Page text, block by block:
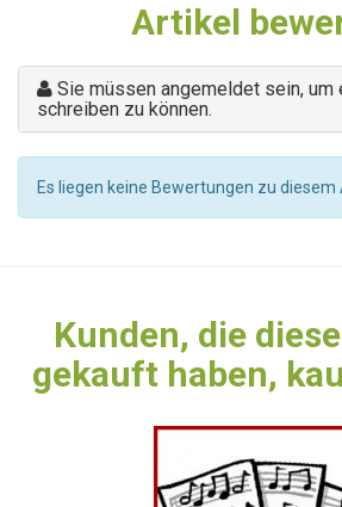
Artikel
Sie müssen angemeldet sein, um
schreiben zu können.
Es liegen keine Bewertungen zu diesem
Kunden, die
gekauft haben,